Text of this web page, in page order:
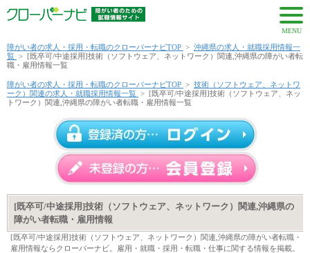
MENU
障がい者の求人・採用・転職のクローバーナビTOP > 沖縄県の求人・就職採用情報一
覧 > [既卒可/中途採用]技術（ソフトウェア、ネットワーク）関連,沖縄県の障がい者転
職・雇用情報一覧
障がい者の求人・採用・転職のクローバーナビTOP > 技術（ソフトウェア、ネットワ
ーク）関連の求人・就職採用情報一覧 > [既卒可/中途採用]技術（ソフトウェア、ネッ
トワーク）関連,沖縄県の障がい者転職・雇用情報一覧
[既卒可/中途採用]技術（ソフトウェア、ネットワーク）関連,沖縄県の
障がい者転職・雇用情報
[既卒可/中途採用]技術（ソフトウェア、ネットワーク）関連,沖縄県の障がい者転職・
雇用情報ならクローバーナビ。雇用・就職・採用・転職・仕事に関する情報を掲載。